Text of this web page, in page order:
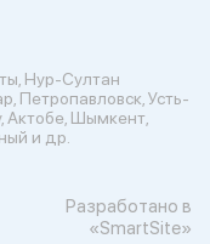
Нур-Султан
Петропавловск, Усть-
Актобе, Шымкент,
и др.
Разработано в
«SmartSite»